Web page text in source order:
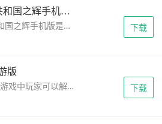
红色警戒2共和国之辉手机版中文版
红色警戒2共和国之辉手机版是经典战略游戏的完美移植，为玩家在手机上面完美的重现了经典的红警2游戏，还有强大的中国国家可以选择，让玩家可以选择中国大杀四方。红警2共和国... 下载
版
九游光明领主游戏中玩家可以解锁超多职业进行体验，每个游戏角色给你带来的游戏体验是不一样的，酷炫的战斗特效，运用策略去合理战斗打造自己最强的游戏阵容，卡通精美的游戏... 下载